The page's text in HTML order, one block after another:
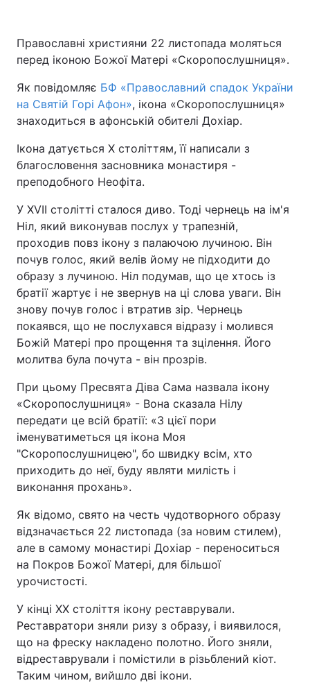
Православні християни 22 листопада моляться
перед іконою Божої Матері «Скоропослушниця».
Як повідомляє БФ «Православний спадок України
на Святій Горі Афон», ікона «Скоропослушниця»
знаходиться в афонській обителі Дохіар.
Ікона датується Х століттям, її написали з
благословення засновника монастиря -
преподобного Неофіта.
У XVII столітті сталося диво. Тоді чернець на ім'я
Ніл, який виконував послух у трапезній,
проходив повз ікону з палаючою лучиною. Він
почув голос, який велів йому не підходити до
образу з лучиною. Ніл подумав, що це хтось із
братії жартує і не звернув на ці слова уваги. Він
знову почув голос і втратив зір. Чернець
покаявся, що не послухався відразу і молився
Божій Матері про прощення та зцілення. Його
молитва була почута - він прозрів.
При цьому Пресвята Діва Сама назвала ікону
«Скоропослушниця» - Вона сказала Нілу
передати це всій братії: «З цієї пори
іменуватиметься ця ікона Моя
"Скоропослушницею", бо швидку всім, хто
приходить до неї, буду являти милість і
виконання прохань».
Як відомо, свято на честь чудотворного образу
відзначається 22 листопада (за новим стилем),
але в самому монастирі Дохіар - переноситься
на Покров Божої Матері, для більшої
урочистості.
У кінці ХХ століття ікону реставрували.
Реставратори зняли ризу з образу, і виявилося,
що на фреску накладено полотно. Його зняли,
відреставрували і помістили в різьблений кіот.
Таким чином, вийшло дві ікони.